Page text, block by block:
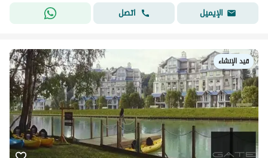
تفاصيل العقار
الإيميل اتصل
قيد الإنشاء